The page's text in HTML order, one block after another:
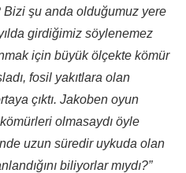
Bizi şu anda olduğumuz yere
girdiğimiz söylenemez
için büyük ölçekte kömür
fosil yakıtlara olan
çıktı. Jakoben oyun
kömürleri olmasaydı öyle
uzun süredir uykuda olan
biliyorlar mıydı?”